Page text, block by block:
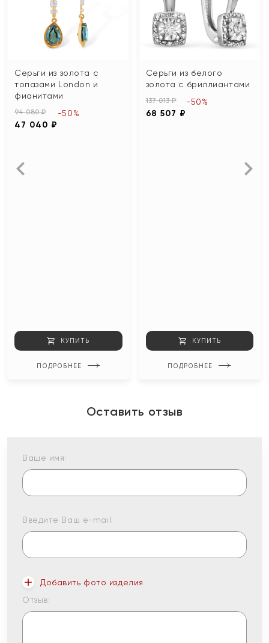
Серьги из золота с
топазами London и
фианитами
94 080 ₽
47 040 ₽
-50%
КУПИТЬ
ПОДРОБНЕЕ
Серьги из белого
золота с бриллиантами
137 013 ₽
68 507 ₽
-50%
КУПИТЬ
ПОДРОБНЕЕ
Оставить отзыв
Ваше имя:
Введите Ваш e-mail:
Добавить фото изделия
Отзыв: